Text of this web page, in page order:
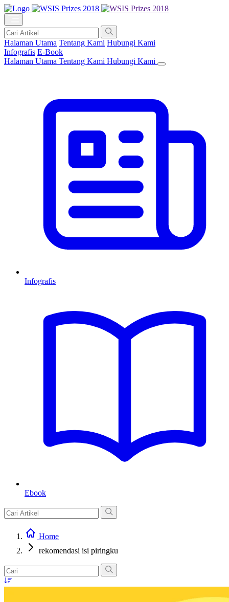
Halaman Utama Tentang Kami Hubungi Kami
Infografis E-Book
Halaman Utama Tentang Kami Hubungi Kami
Infografis
Ebook
Home
rekomendasi isi piringku